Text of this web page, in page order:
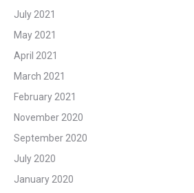
July 2021
May 2021
April 2021
March 2021
February 2021
November 2020
September 2020
July 2020
January 2020